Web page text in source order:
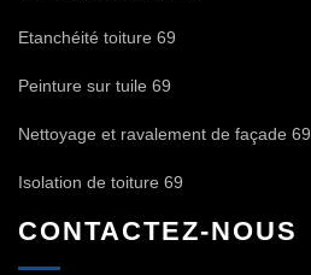
Etanchéité toiture 69
Peinture sur tuile 69
Nettoyage et ravalement de façade 69
Isolation de toiture 69
CONTACTEZ-NOUS